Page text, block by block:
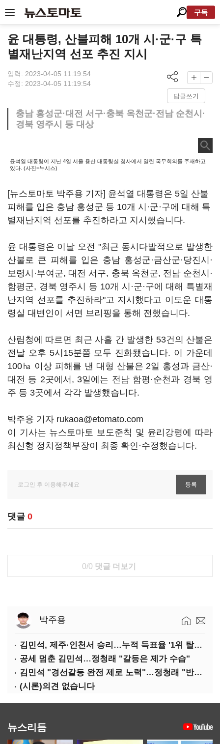
구독
윤 대통령, 산불피해 10개 시·군·구 특
별재난지역 선포 추진 지시
입력: 2023-04-05 11:19:54
수정: 2023-04-05 11:19:54
답글쓰기
충남 홍성군·대전 서구·충북 옥천군·전남 순천시·
경북 영주시 등 대상
윤석열 대통령이 지난 4일 서울 용산 대통령실 청사에서 열린 국무회의를 주재하고
있다. (사진=뉴시스)
[뉴스토마토 박주용 기자] 윤석열 대통령은 5일 산불
피해를 입은 충남 홍성군 등 10개 시·군·구에 대해 특
별재난지역 선포를 추진하라고 지시했습니다.
윤 대통령은 이날 오전 "최근 동시다발적으로 발생한
산불로 큰 피해를 입은 충남 홍성군·금산군·당진시·
보령시·부여군, 대전 서구, 충북 옥천군, 전남 순천시·
함평군, 경북 영주시 등 10개 시·군·구에 대해 특별재
난지역 선포를 추진하라"고 지시했다고 이도운 대통
령실 대변인이 서면 브리핑을 통해 전했습니다.
산림청에 따르면 최근 사흘 간 발생한 53건의 산불은
전날 오후 5시15분쯤 모두 진화됐습니다. 이 가운데
100㏊ 이상 피해를 낸 대형 산불은 2일 홍성과 금산·
대전 등 2곳에서, 3일에는 전남 함평·순천과 경북 영
주 등 3곳에서 각각 발생했습니다.
박주용 기자 rukaoa@etomato.com
이 기사는 뉴스토마토 보도준칙 및 윤리강령에 따라
최신형 정치정책부장이 최종 확인·수정했습니다.
댓글 0
0/0 댓글 더보기
박주용
김민석, 제주·인천서 승리…누적 득표율 '1위 탈환'(종합)
공세 멈춘 김민석…정청래 "갈등은 제가 수습"
김민석 "경선갈등 완전 제로 노력"…정청래 "반명 공세 사과부터"
(시론)의견 없습니다
뉴스리듬